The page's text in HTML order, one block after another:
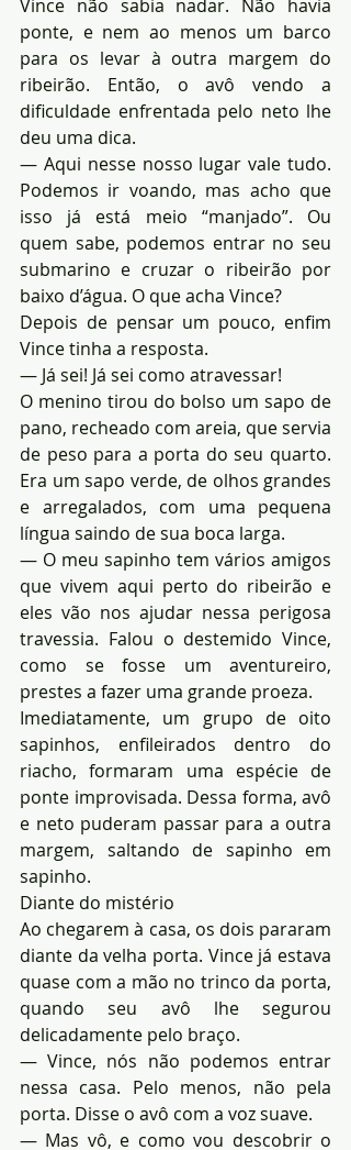
Vince não sabia nadar. Não havia
ponte, e nem ao menos um barco
para os levar à outra margem do
ribeirão. Então, o avô vendo a
dificuldade enfrentada pelo neto lhe
deu uma dica.
— Aqui nesse nosso lugar vale tudo.
Podemos ir voando, mas acho que
isso já está meio “manjado”. Ou
quem sabe, podemos entrar no seu
submarino e cruzar o ribeirão por
baixo d’água. O que acha Vince?
Depois de pensar um pouco, enfim
Vince tinha a resposta.
— Já sei! Já sei como atravessar!
O menino tirou do bolso um sapo de
pano, recheado com areia, que servia
de peso para a porta do seu quarto.
Era um sapo verde, de olhos grandes
e arregalados, com uma pequena
língua saindo de sua boca larga.
— O meu sapinho tem vários amigos
que vivem aqui perto do ribeirão e
eles vão nos ajudar nessa perigosa
travessia. Falou o destemido Vince,
como se fosse um aventureiro,
prestes a fazer uma grande proeza.
Imediatamente, um grupo de oito
sapinhos, enfileirados dentro do
riacho, formaram uma espécie de
ponte improvisada. Dessa forma, avô
e neto puderam passar para a outra
margem, saltando de sapinho em
sapinho.
Diante do mistério
Ao chegarem à casa, os dois pararam
diante da velha porta. Vince já estava
quase com a mão no trinco da porta,
quando seu avô lhe segurou
delicadamente pelo braço.
— Vince, nós não podemos entrar
nessa casa. Pelo menos, não pela
porta. Disse o avô com a voz suave.
— Mas vô, e como vou descobrir o